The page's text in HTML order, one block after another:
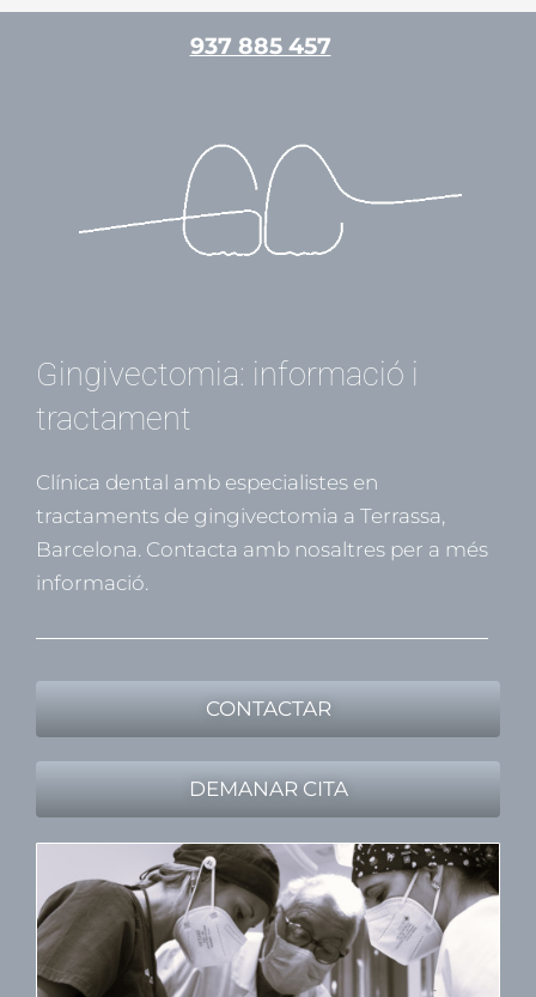
937 885 457
/ Per admin
Gingivectomia: informació i
tractament
Clínica dental amb especialistes en
tractaments de gingivectomia a Terrassa,
Barcelona. Contacta amb nosaltres per a més
informació.
CONTACTAR
DEMANAR CITA